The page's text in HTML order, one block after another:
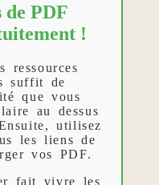
de PDF
!
ressources
suffit de
que vous
au dessus
utilisez
les liens de
vos PDF.
fait vivre les